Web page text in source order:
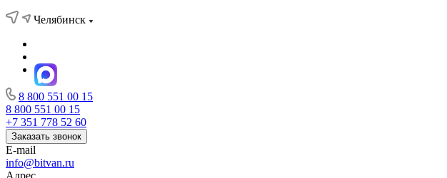
Челябинск
8 800 551 00 15
8 800 551 00 15
+7 351 778 52 60
Заказать звонок
E-mail
info@bitvan.ru